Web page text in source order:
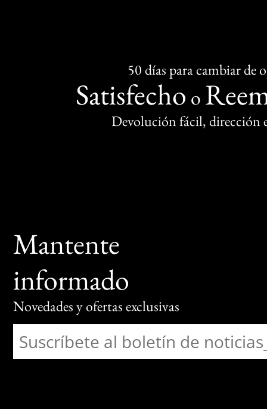
50 días para cambiar de
Satisfecho o
Devolución fácil, dirección
Mantente
informado
Novedades y ofertas exclusivas